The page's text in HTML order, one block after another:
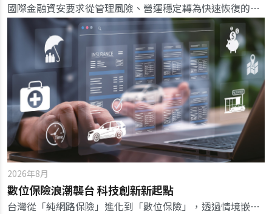
國際金融資安要求從管理風險、營運穩定轉為快速恢復的韌性，成為新一代銀行的核心競爭優勢。
2026年8月
數位保險浪潮襲台 科技創新新起點
台灣從「純網路保險」進化到「數位保險」，透過情境嵌入自動生效，翻轉傳統人找保險的銷售模式與監理思維。